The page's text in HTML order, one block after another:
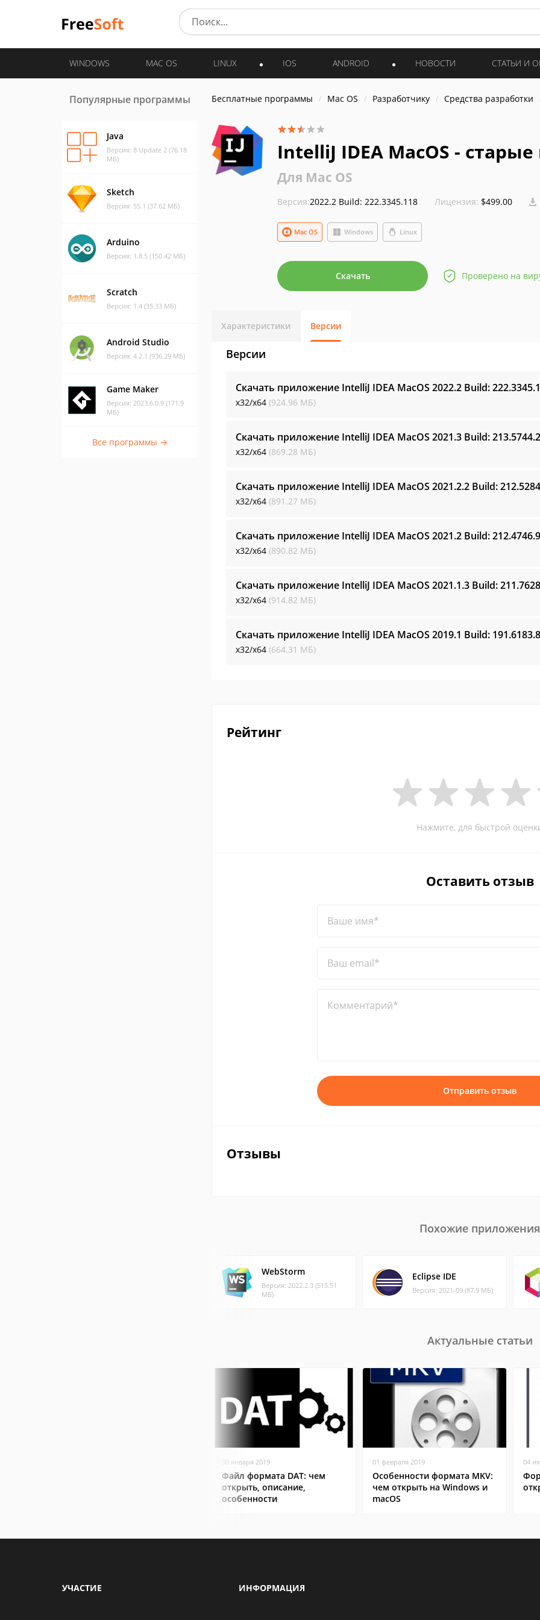
WINDOWS MAC OS LINUX IOS ANDROID НОВОСТИ СТАТЬИ И
Популярные программы
Java
Версия: 8 Update 2 (76.18
МБ)
Sketch
Версия: 55.1 (37.62 МБ)
Arduino
Версия: 1.8.5 (150.42 МБ)
Scratch
Версия: 1.4 (35.33 МБ)
Android Studio
Версия: 4.2.1 (936.29 МБ)
Game Maker
Версия: 2023.6.0.9 (171.9
МБ)
Все программы →
Бесплатные программы Mac OS Разработчику Средства разработки
IntelliJ IDEA MacOS -
Для Mac OS
Версия:2022.2 Build: 222.3345.118 Лицензия: $499.00
Windows Linux
Mac OS
Скачать Проверено на
Характеристики Версии
Версии
Скачать приложение IntelliJ IDEA MacOS 2022.2 Build:
x32/x64 (924.96 МБ)
Скачать приложение IntelliJ IDEA MacOS 2021.3 Build:
x32/x64 (869.28 МБ)
Скачать приложение IntelliJ IDEA MacOS 2021.2.2 Build:
x32/x64 (891.27 МБ)
Скачать приложение IntelliJ IDEA MacOS 2021.2 Build:
x32/x64 (890.82 МБ)
Скачать приложение IntelliJ IDEA MacOS 2021.1.3 Build:
x32/x64 (914.82 МБ)
Скачать приложение IntelliJ IDEA MacOS 2019.1 Build:
x32/x64 (664.31 МБ)
Рейтинг
Нажмите, для быстрой
Оставить отзыв
Ваше имя*
Ваш email*
Комментарий*
Отправить отзыв
Отзывы
Похожие приложения
WebStorm
Версия: 2022.2.3 (515.51
МБ)
Eclipse IDE
Версия: 2021-09 (87.9 МБ)
Актуальные статьи
30 января 2019
Файл формата DAT: чем
открыть, описание,
особенности
01 февраля 2019
Особенности формата MKV:
чем открыть на Windows и
macOS
04
УЧАСТИЕ ИНФОРМАЦИЯ